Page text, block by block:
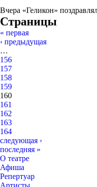
Вчера «Геликон»
Страницы
« первая
‹ предыдущая
…
156
157
158
159
160
161
162
163
164
следующая ›
последняя »
О театре
Афиша
Репертуар
Артисты